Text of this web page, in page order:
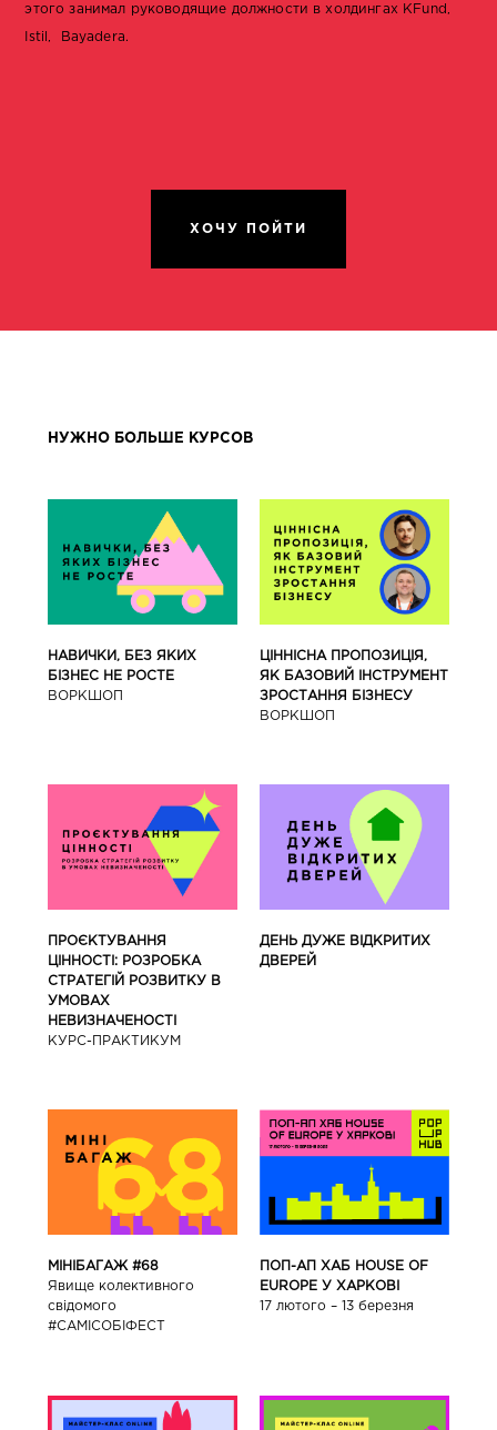
этого занимал руководящие должности в холдингах KFund,
Istil, Bayadera.
ХОЧУ ПОЙТИ
НУЖНО БОЛЬШЕ КУРСОВ
НАВИЧКИ, БЕЗ ЯКИХ
БІЗНЕС НЕ РОСТЕ
ВОРКШОП
ЦІННІСНА ПРОПОЗИЦІЯ,
ЯК БАЗОВИЙ ІНСТРУМЕНТ
ЗРОСТАННЯ БІЗНЕСУ
ВОРКШОП
ПРОЄКТУВАННЯ
ЦІННОСТІ: РОЗРОБКА
СТРАТЕГІЙ РОЗВИТКУ В
УМОВАХ
НЕВИЗНАЧЕНОСТІ
КУРС-ПРАКТИКУМ
ДЕНЬ ДУЖЕ ВІДКРИТИХ
ДВЕРЕЙ
МІНІБАГАЖ #68
Явище колективного
свідомого
#САМІСОБІФЕСТ
ПОП-АП ХАБ HOUSE OF
EUROPE У ХАРКОВІ
17 лютого – 13 березня